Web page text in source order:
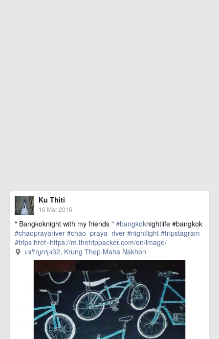
Ku Thiti
16 Mar 2016
" Bangkoknight with my friends " #bangkoknightlife #bangkok
#chaoprayariver #chao_praya_river #nightlight #tripstagram
#trips href=https://m.thetrippacker.com/en/image/
เจริญกรุง32/192403> more
เจริญกรุง32, Krung Thep Maha Nakhon